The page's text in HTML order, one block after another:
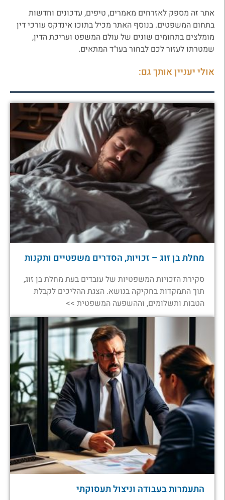
אתר זה מספק לאזרחים מאמרים, טיפים, עדכונים וחדשות
בתחום המשפטים. בנוסף האתר מכיל בתוכו אינדקס עורכי דין
מומלצים בתחומים שונים של עולם המשפט ועריכת הדין,
שמטרתו לעזור לכם לבחור בעו"ד המתאים.
אולי יעניין אותך גם:
מחלת בן זוג – זכויות, הסדרים משפטיים ותקנות
סקירת הזכויות המשפטיות של עובדים בעת מחלת בן זוג,
תוך התמקדות בחקיקה בנושא. הצגת ההליכים לקבלת
הטבות ותשלומים, וההשפעה המשפטית >>
התעמרות בעבודה וניצול תעסוקתי